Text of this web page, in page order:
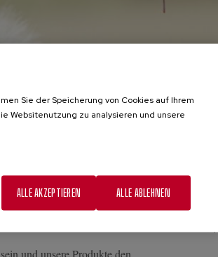
der anspruchsvollsten inländischen
und Gesundheitsvorschriften
und unsere Produkte den
Sie der Speicherung von Cookies auf Ihrem
Websitenutzung zu analysieren und unsere
ALLE ABLEHNEN
ALLE AKZEPTIEREN